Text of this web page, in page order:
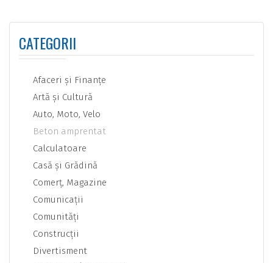
CATEGORII
Afaceri şi Finanţe
Artă şi Cultură
Auto, Moto, Velo
Beton amprentat
Calculatoare
Casă şi Grădină
Comerţ, Magazine
Comunicaţii
Comunităţi
Construcţii
Divertisment